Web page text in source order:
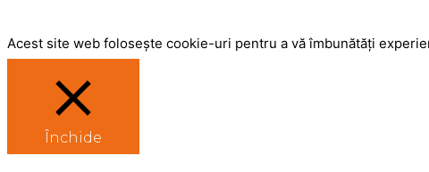
Acest site web folosește cookie-uri pentru a vă îmbunătăți
Închide